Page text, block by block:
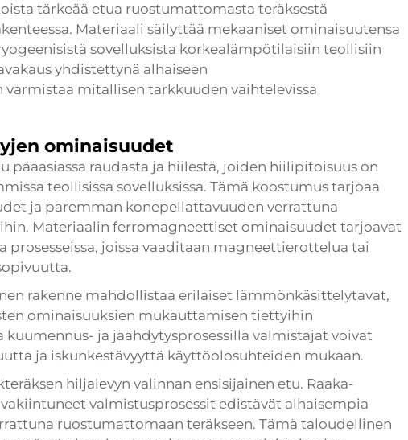
tärkeää etua ruostumattomasta teräksestä
Materiaali säilyttää mekaaniset ominaisuutensa
sovelluksista korkealämpötilaisiin teollisiin
yhdistettynä alhaiseen
mitallisen tarkkuuden vaihtelevissa
ominaisuudet
pääasiassa raudasta ja hiilestä, joiden hiilipitoisuus on
teollisissa sovelluksissa. Tämä koostumus tarjoaa
ja paremman konepellattavuuden verrattuna
Materiaalin ferromagneettiset ominaisuudet tarjoavat
prosesseissa, joissa vaaditaan magneettierottelua tai
rakenne mahdollistaa erilaiset lämmönkäsittelytavat,
ominaisuuksien mukauttamisen tiettyihin
ja jäähdytysprosessilla valmistajat voivat
ja iskunkestävyyttä käyttöolosuhteiden mukaan.
hiljalevyn valinnan ensisijainen etu. Raaka-
valmistusprosessit edistävät alhaisempia
ruostumattomaan teräkseen. Tämä taloudellinen